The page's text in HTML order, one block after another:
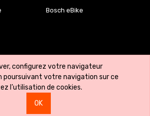
configurez votre navigateur
poursuivant votre navigation sur ce
l’utilisation de cookies.
OK
Bosch eBike
🇱🇺